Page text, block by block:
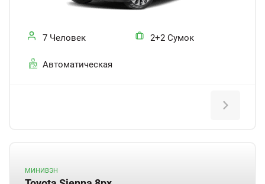
7 Человек 2+2 Сумок
Автоматическая
МИНИВЭН